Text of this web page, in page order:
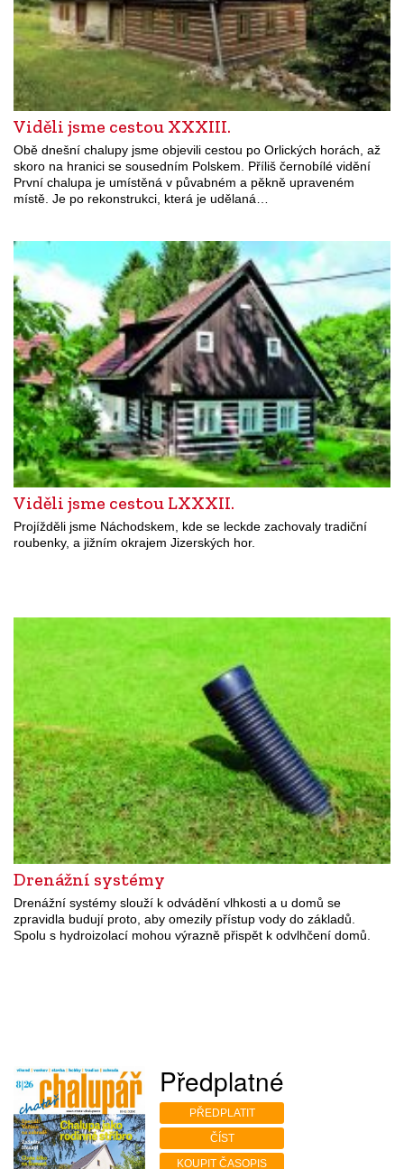
Viděli jsme cestou XXXIII.
Obě dnešní chalupy jsme objevili cestou po Orlických horách, až
skoro na hranici se sousedním Polskem. Příliš černobílé vidění
První chalupa je umístěná v půvabném a pěkně upraveném
místě. Je po rekonstrukci, která je udělaná…
Viděli jsme cestou LXXXII.
Projížděli jsme Náchodskem, kde se leckde zachovaly tradiční
roubenky, a jižním okrajem Jizerských hor.
Drenážní systémy
Drenážní systémy slouží k odvádění vlhkosti a u domů se
zpravidla budují proto, aby omezily přístup vody do základů.
Spolu s hydroizolací mohou výrazně přispět k odvlhčení domů.
Předplatné
PŘEDPLATIT
ČÍST
KOUPIT ČASOPIS